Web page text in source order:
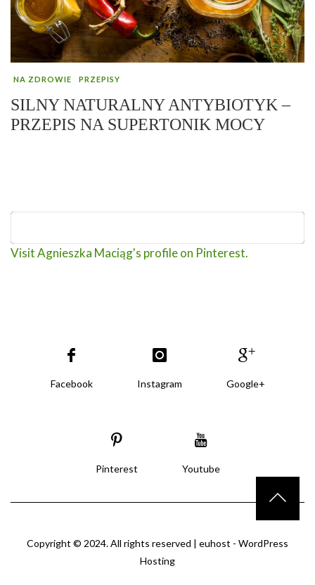
NA ZDROWIE PRZEPISY
SILNY NATURALNY ANTYBIOTYK –
PRZEPIS NA SUPERTONIK MOCY
Visit Agnieszka Maciąg's profile on Pinterest.
Facebook Instagram Google+
Pinterest Youtube
Copyright © 2024. All rights reserved | euhost - WordPress
Hosting